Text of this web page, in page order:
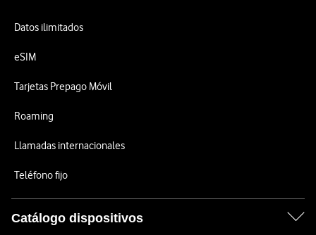
Datos ilimitados
eSIM
Tarjetas Prepago Móvil
Roaming
Llamadas internacionales
Teléfono fijo
Catálogo dispositivos